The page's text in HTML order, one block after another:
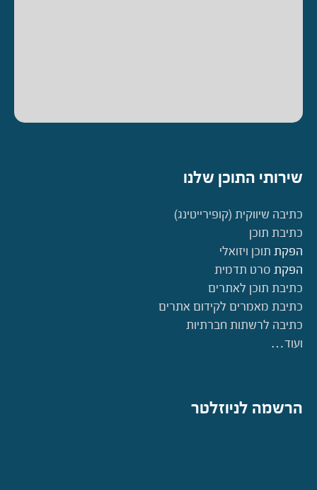
שירותי התוכן שלנו
כתיבה שיווקית (קופירייטינג)
כתיבת תוכן
הפקת תוכן ויזואלי
הפקת סרט תדמית
כתיבת תוכן לאתרים
כתיבת מאמרים לקידום אתרים
כתיבה לרשתות חברתיות
ועוד…
הרשמה לניוזלטר